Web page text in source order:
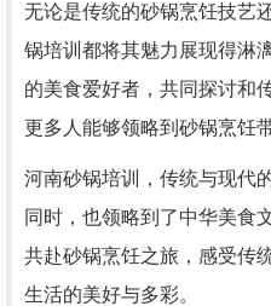
无论是传统的砂锅烹饪技艺
锅培训都将其魅力展现得淋
的美食爱好者，共同探讨和
更多人能够领略到砂锅烹饪
河南砂锅培训，传统与现代
同时，也领略到了中华美食
共赴砂锅烹饪之旅，感受传
生活的美好与多彩。